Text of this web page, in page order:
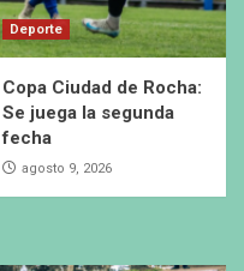
Deporte
Copa Ciudad de Rocha:
Se juega la segunda
fecha
agosto 9, 2026